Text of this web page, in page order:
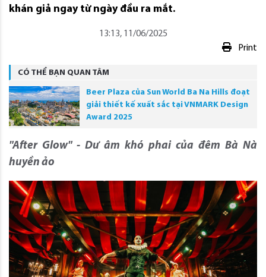
khán giả ngay từ ngày đầu ra mắt.
13:13, 11/06/2025
Print
CÓ THỂ BẠN QUAN TÂM
Beer Plaza của Sun World Ba Na Hills đoạt
giải thiết kế xuất sắc tại VNMARK Design
Award 2025
"After Glow" - Dư âm khó phai của đêm Bà Nà
huyền ảo